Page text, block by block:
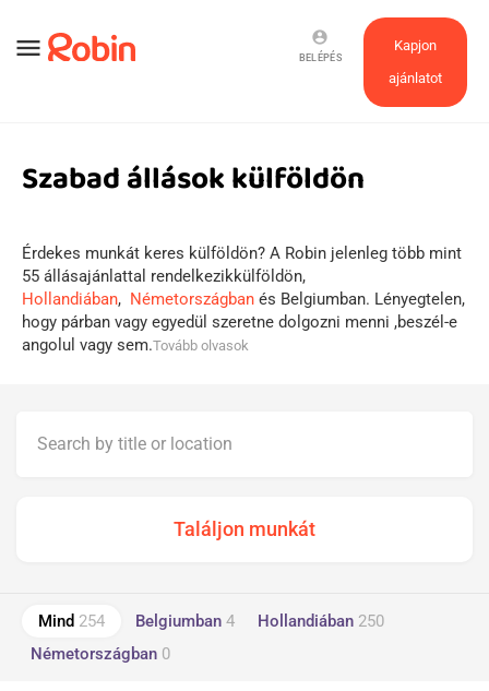
menu
Kapjon
ajánlatot
account_circle
BELÉPÉS
Szabad állások külföldön
Érdekes munkát keres külföldön? A Robin jelenleg több mint
55 állásajánlattal rendelkezikkülföldön,
Hollandiában, Németországban és Belgiumban. Lényegtelen,
hogy párban vagy egyedül szeretne dolgozni menni ,beszél-e
angolul vagy sem.Tovább olvasok
Mind 254 Belgiumban 4 Hollandiában 250
Németországban 0